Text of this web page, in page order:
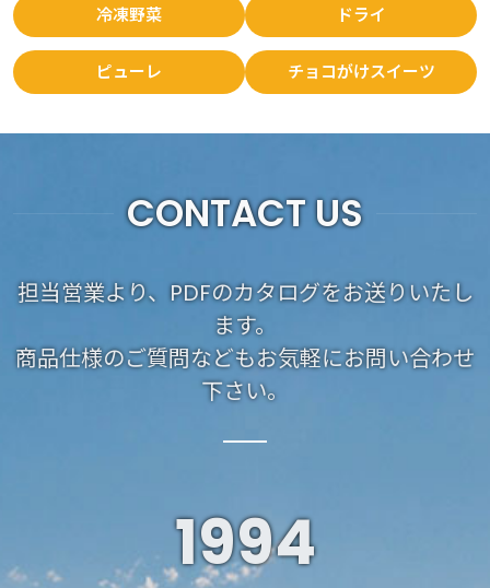
冷凍野菜 ドライ
ピューレ チョコがけスイーツ
CONTACT US
担当営業より、PDFのカタログをお送りいたし
ます。
商品仕様のご質問などもお気軽にお問い合わせ
下さい。
1994